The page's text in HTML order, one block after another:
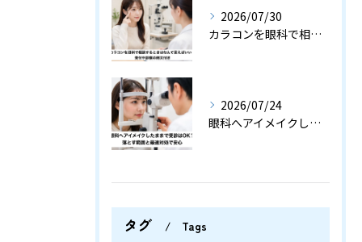
2026/07/30
カラコンを眼科で相談するときはなんて言えばいい？受付や診察の例文付き
2026/07/24
眼科へアイメイクしたままで受診はOK？落とす範囲と最速対処で安心
タグ Tags